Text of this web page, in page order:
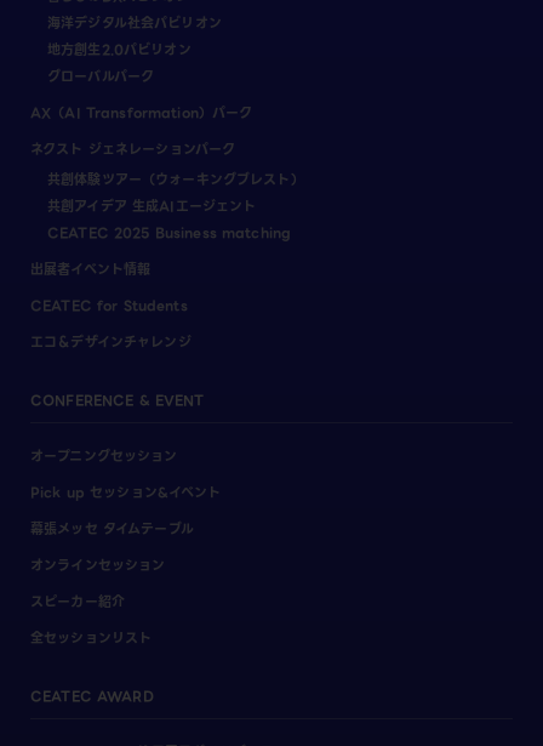
海洋デジタル社会パビリオン
地方創生2.0パビリオン
グローバルパーク
AX（AI Transformation）パーク
ネクスト ジェネレーションパーク
共創体験ツアー（ウォーキングブレスト）
共創アイデア 生成AIエージェント
CEATEC 2025 Business matching
出展者イベント情報
CEATEC for Students
エコ＆デザインチャレンジ
CONFERENCE & EVENT
オープニングセッション
Pick up セッション&イベント
幕張メッセ タイムテーブル
オンラインセッション
スピーカー紹介
全セッションリスト
CEATEC AWARD